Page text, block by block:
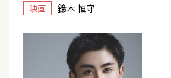
映画 鈴木 恒守